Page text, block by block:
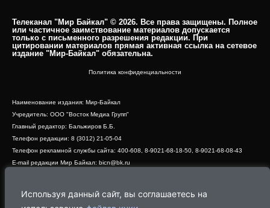
Используя данный сайт, вы соглашаетесь на
Телеканал "Мир Байкал" © 2026. Все права защищены. Полное
или частичное заимствование материалов допускается
только с письменного разрешения редакции. При
цитировании материалов прямая активная ссылка на сетевое
издание "Мир-Байкал" обязательна.​
Политика конфиденциальности
Наименование издания: Мир-Байкал
Учредитель: ООО "Восток Медиа Групп"
Главный редактор: Бальжиров Б.Б.
Телефон редакции: 8 (3012) 21-05-04
Телефон рекламной службы сайта: 400-608, 8-9021-68-18-50, 8-9021-68-08-43
E-mail редакции Мир Байкал: bicn@bk.ru
Адрес редакции: 670000, г. Улан-Удэ, ул. Профсоюзная, дом 44, офис 1